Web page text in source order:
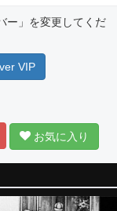
ー」を変更してくだ
VIP
お気に入り